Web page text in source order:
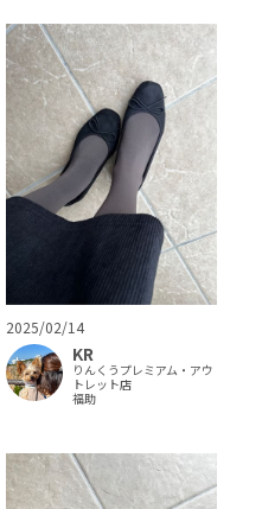
2025/02/14
KR
りんくうプレミアム・アウ
トレット店
福助